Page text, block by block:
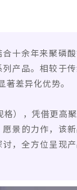
十余年来聚磷酸
产品。相较于
差异化优势。
，凭借更高聚
景的力作，该
，全方位呈现